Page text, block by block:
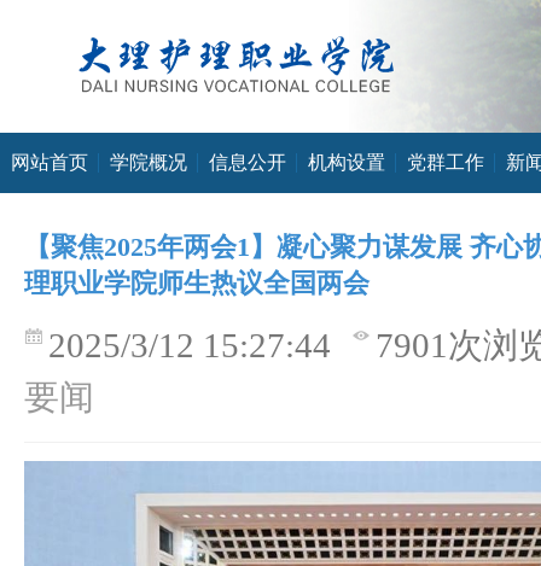
网站首页 学院概况 信息公开 机构设置 党群工作 新
【聚焦2025年两会1】凝心聚力谋发展 齐心
理职业学院师生热议全国两会
2025/3/12 15:27:44
7901次浏
要闻